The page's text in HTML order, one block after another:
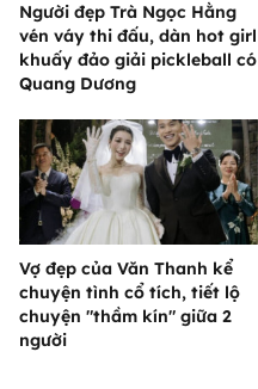
Người đẹp Trà Ngọc Hằng
vén váy thi đấu, dàn hot girl
khuấy đảo giải pickleball có
Quang Dương
Vợ đẹp của Văn Thanh kể
chuyện tình cổ tích, tiết lộ
chuyện "thầm kín" giữa 2
người